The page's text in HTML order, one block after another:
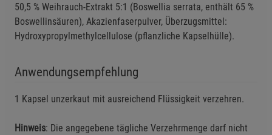
50,5 % Weihrauch-Extrakt 5:1 (Boswellia serrata, enthält 65 %
Boswellinsäuren), Akazienfaserpulver, Überzugsmittel:
Hydroxypropylmethylcellulose (pflanzliche Kapselhülle).
Anwendungsempfehlung
1 Kapsel unzerkaut mit ausreichend Flüssigkeit verzehren.
Hinweis: Die angegebene tägliche Verzehrmenge darf nicht